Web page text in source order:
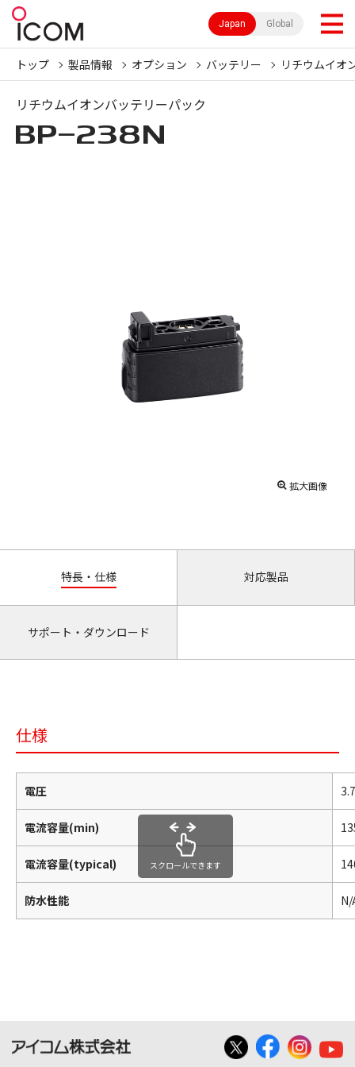
Japan Global
トップ 製品情報 オプション バッテリー リチウムイオ
リチウムイオンバッテリーパック
BP-238N
拡大画像
特長・仕様 対応製品
サポート・ダウンロード
仕様
電圧
電流容量(min)
電流容量(typical)
防水性能 N/
スクロールできます